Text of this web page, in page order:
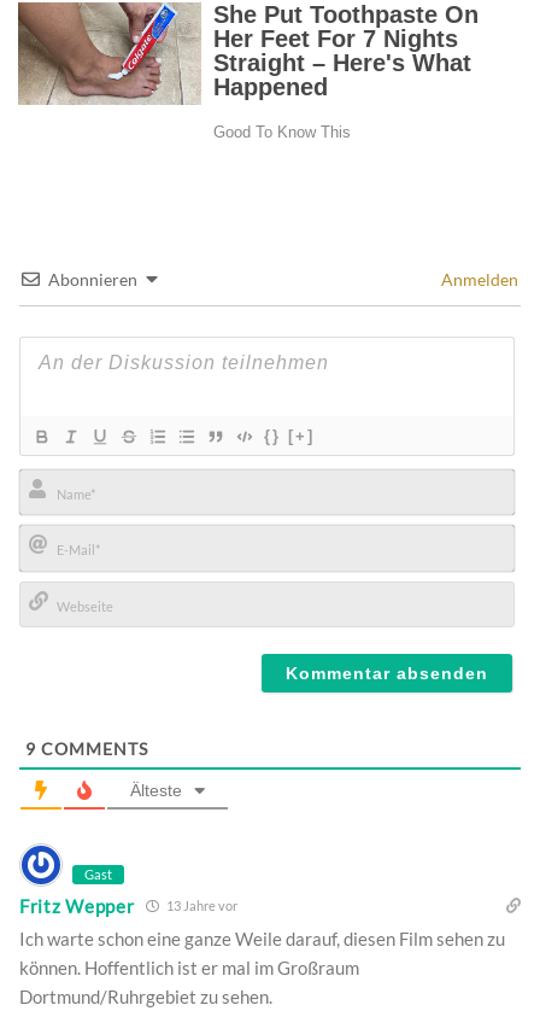
Abonnieren Anmelden
{} [+]
Name*
E-
Mail*
9 COMMENTS
Älteste
Gast
Fritz Wepper 13 Jahre vor
Ich warte schon eine ganze Weile darauf, diesen Film sehen zu
können. Hoffentlich ist er mal im Großraum
Dortmund/Ruhrgebiet zu sehen.